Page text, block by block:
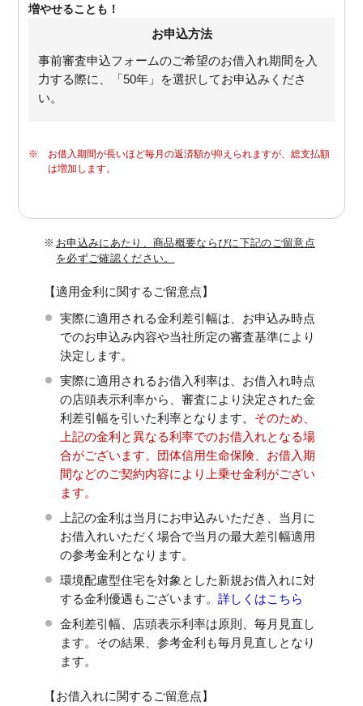
増やせることも！
お申込方法
事前審査申込フォームのご希望のお借入れ期間を入
力する際に、「50年」を選択してお申込みくださ
い。
※
お借入期間が長いほど毎月の返済額が抑えられますが、総支払額
は増加します。
※ お申込みにあたり、商品概要ならびに下記のご留意点
を必ずご確認ください。
【適用金利に関するご留意点】
実際に適用される金利差引幅は、お申込み時点
でのお申込み内容や当社所定の審査基準により
決定します。
実際に適用されるお借入利率は、お借入れ時点
の店頭表示利率から、審査により決定された金
利差引幅を引いた利率となります。 そのため、
上記の金利と異なる利率でのお借入れとなる場
合がございます。団体信用生命保険、お借入期
間などのご契約内容により上乗せ金利がござい
ます。
上記の金利は当月にお申込みいただき、当月に
お借入れいただく場合で当月の最大差引幅適用
の参考金利となります。
環境配慮型住宅を対象とした新規お借入れに対
する金利優遇もございます。 詳しくはこちら
金利差引幅、店頭表示利率は原則、毎月見直し
ます。その結果、参考金利も毎月見直しとなり
ます。
【お借入れに関するご留意点】